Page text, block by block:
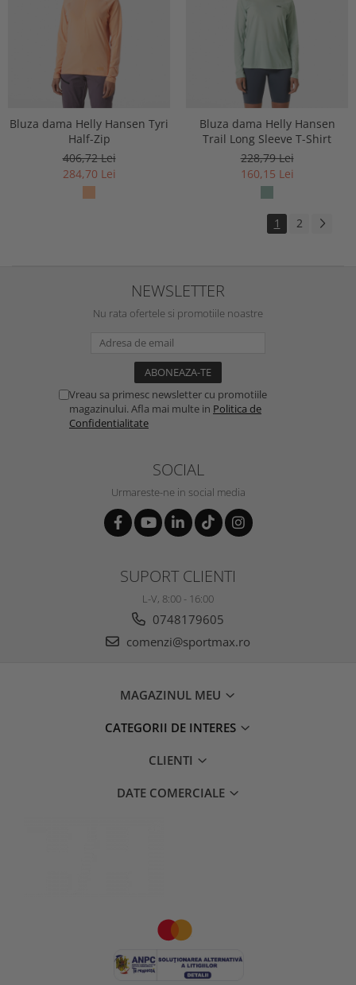
Bluza dama Helly Hansen Tyri
Half-Zip
406,72 Lei
284,70 Lei
Bluza dama Helly Hansen
Trail Long Sleeve T-Shirt
228,79 Lei
160,15 Lei
1 2
NEWSLETTER
Nu rata ofertele si promotiile noastre
Vreau sa primesc newsletter cu promotiile
magazinului. Afla mai multe in Politica de
Confidentialitate
SOCIAL
Urmareste-ne in social media
SUPORT CLIENTI
L-V, 8:00 - 16:00
0748179605
comenzi@sportmax.ro
MAGAZINUL MEU
CATEGORII DE INTERES
CLIENTI
DATE COMERCIALE